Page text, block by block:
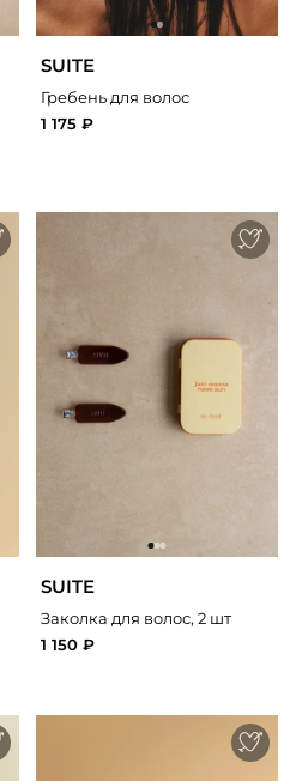
SUITE
Гребень для волос
1 175 ₽
SUITE
Заколка для волос, 2 шт
1 150 ₽